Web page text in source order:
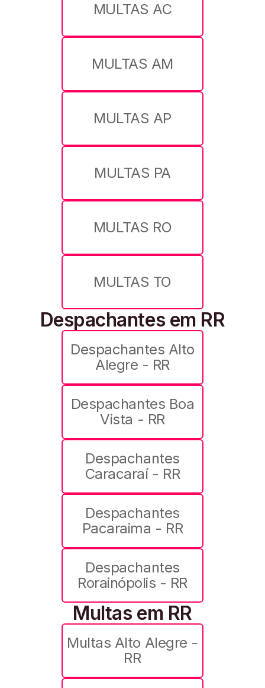
MULTAS AC
MULTAS AM
MULTAS AP
MULTAS PA
MULTAS RO
MULTAS TO
Despachantes em RR
Despachantes Alto
Alegre - RR
Despachantes Boa
Vista - RR
Despachantes
Caracaraí - RR
Despachantes
Pacaraima - RR
Despachantes
Rorainópolis - RR
Multas em RR
Multas Alto Alegre -
RR